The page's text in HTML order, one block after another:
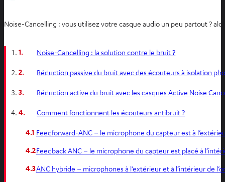
Noise-Cancelling : vous utilisez votre casque audio un peu partout ?
1. Noise-Cancelling : la solution contre le bruit ?
2. Réduction passive du bruit avec des écouteurs à isolation
3. Réduction active du bruit avec les casques Active Noise
4. Comment fonctionnent les écouteurs antibruit ?
4.1 Feedforward-ANC – le microphone du capteur est à
4.2Feedback ANC – le microphone du capteur est placé à
4.3ANC hybride – microphones à l’extérieur et à l’intérieur de